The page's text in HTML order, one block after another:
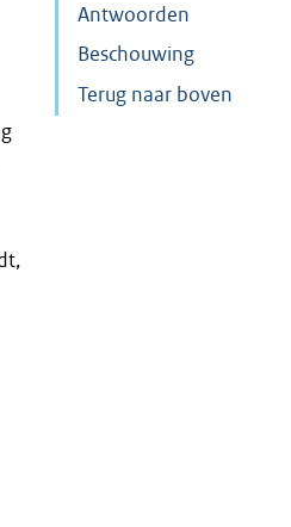
Antwoorden
Beschouwing
Terug naar boven